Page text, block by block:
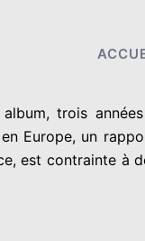
trois années
Europe, un
est contrainte à